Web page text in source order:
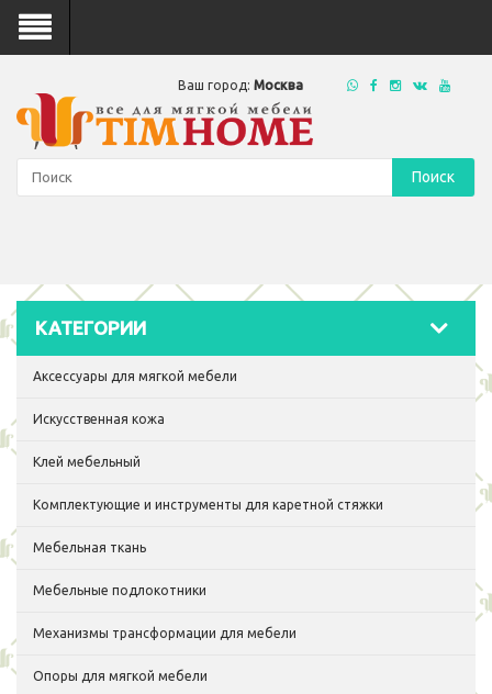
Ваш город: Москва
Поиск
КАТЕГОРИИ
Аксессуары для мягкой мебели
Искусственная кожа
Клей мебельный
Комплектующие и инструменты для каретной стяжки
Мебельная ткань
Мебельные подлокотники
Механизмы трансформации для мебели
Опоры для мягкой мебели